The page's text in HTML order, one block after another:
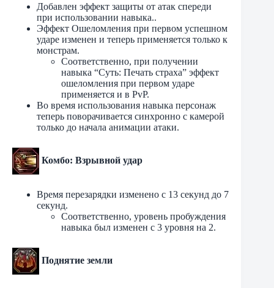
Добавлен эффект защиты от атак спереди
при использовании навыка..
Эффект Ошеломления при первом успешном
ударе изменен и теперь применяется только к
монстрам.
Соответственно, при получении
навыка “Суть: Печать страха” эффект
ошеломления при первом ударе
применяется и в PvP.
Во время использования навыка персонаж
теперь поворачивается синхронно с камерой
только до начала анимации атаки.
Комбо: Взрывной удар
Время перезарядки изменено с 13 секунд до 7
секунд.
Соответственно, уровень пробуждения
навыка был изменен с 3 уровня на 2.
Поднятие земли